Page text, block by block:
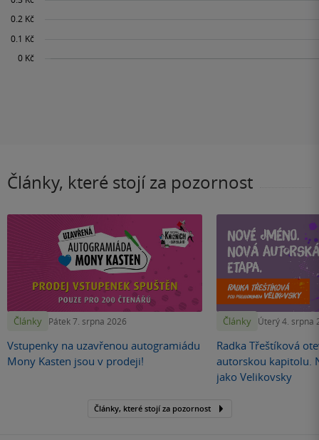
Články, které stojí za pozornost
Články Pátek 7. srpna 2026
Vstupenky na uzavřenou autogramiádu
Mony Kasten jsou v prodeji!
Články Úterý 4. srpna
Radka Třeštíková
autorskou kapitolu.
jako Velikovsky
Články, které stojí za pozornost